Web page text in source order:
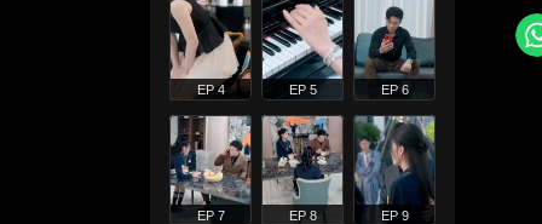
EP 4 EP 5 EP 6
EP 7 EP 8 EP 9